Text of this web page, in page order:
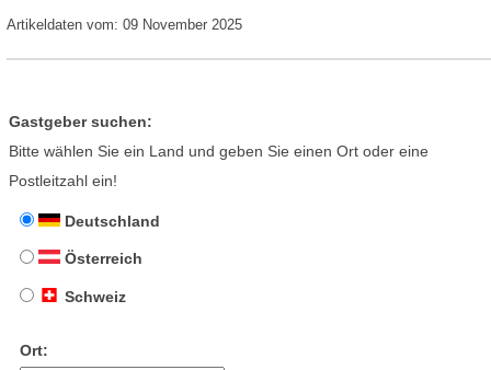
Artikeldaten vom: 09 November 2025
Gastgeber suchen:
Bitte wählen Sie ein Land und geben Sie einen Ort oder eine
Postleitzahl ein!
Deutschland
Österreich
Schweiz
Ort: